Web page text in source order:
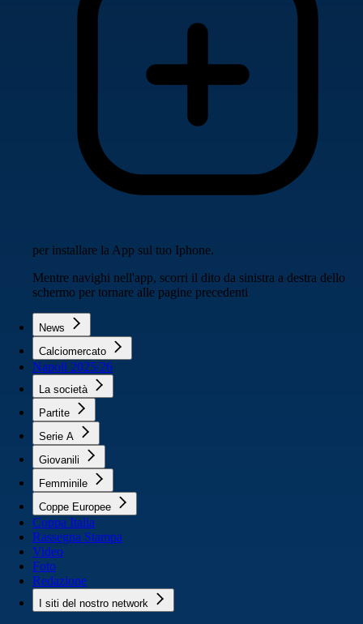
per installare la App sul tuo Iphone.
Mentre navighi nell'app, scorri il dito da sinistra a destra dello
schermo per tornare alle pagine precedenti
News
Calciomercato
Napoli 2025/26
La società
Partite
Serie A
Giovanili
Femminile
Coppe Europee
Coppa Italia
Rassegna Stampa
Video
Foto
Redazione
I siti del nostro network